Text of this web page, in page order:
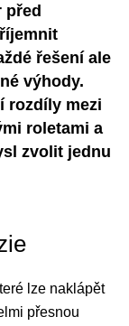
před
řešení ale
výhody.
rozdíly mezi
roletami a
zvolit jednu
lze naklápět
přesnou